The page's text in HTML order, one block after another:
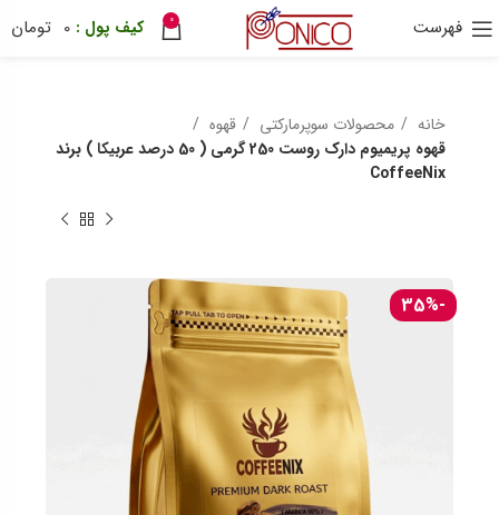
فهرست 0
0 تومان
خانه محصولات سوپرمارکتی
قهوه
قهوه پریمیوم دارک روست 250 گرمی ( 50 درصد عربیکا ) برند
CoffeeNix
-35%
30 هزار تومان
ترب پی